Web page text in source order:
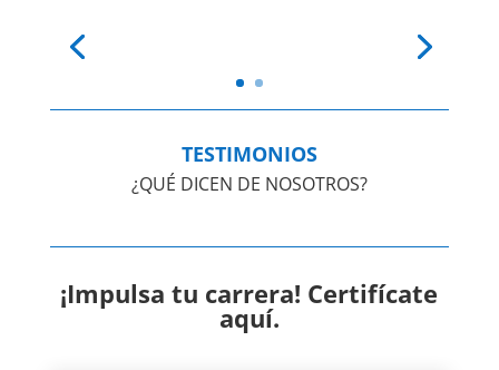
TESTIMONIOS
¿QUÉ DICEN DE NOSOTROS?
¡Impulsa tu carrera! Certifícate
aquí.